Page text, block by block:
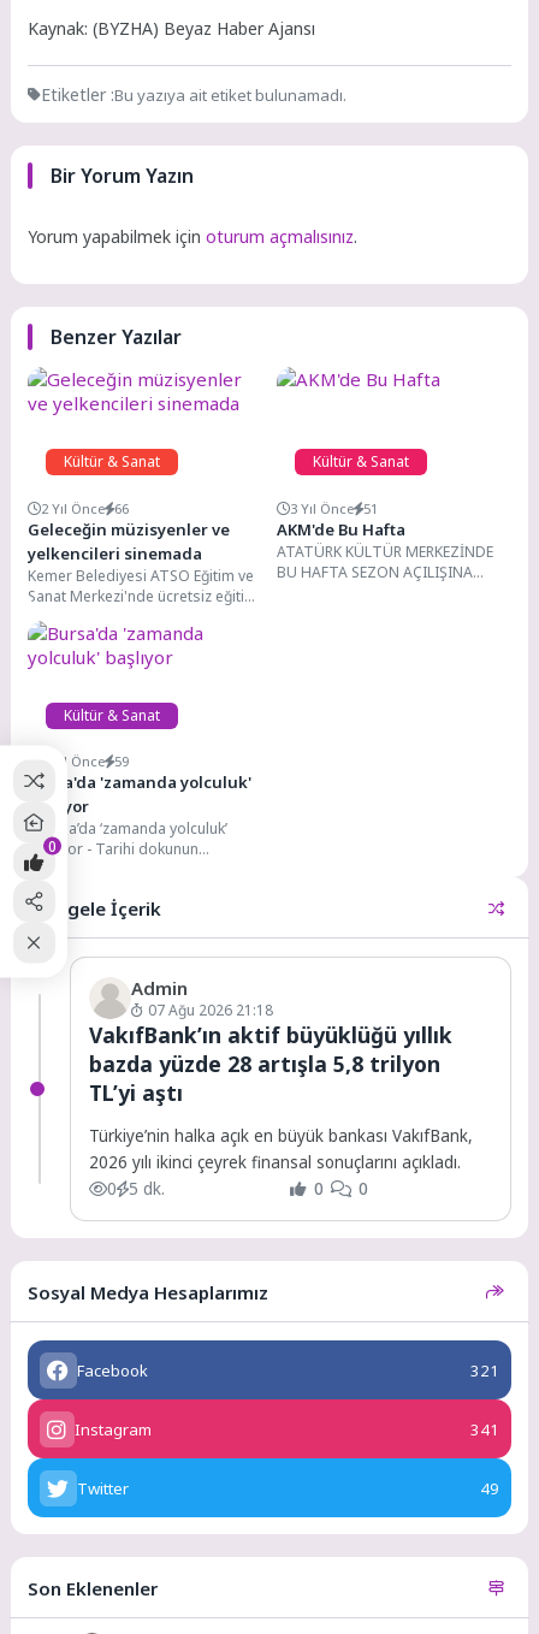
Kaynak: (BYZHA) Beyaz Haber Ajansı
Etiketler :Bu yazıya ait etiket bulunamadı.
Bir Yorum Yazın
Yorum yapabilmek içinoturum açmalısınız.
Benzer Yazılar
Kültür & Sanat
2 Yıl Önce 66
Geleceğin müzisyenler ve
yelkencileri sinemada
Kemer Belediyesi ATSO Eğitim ve
Sanat Merkezi'nde ücretsiz eğitim
alan kursiyerler ve Kemer
Belediye Yat...
Kültür & Sanat
3 Yıl Önce 51
AKM'de Bu Hafta
ATATÜRK KÜLTÜR MERKEZİNDE
BU HAFTA SEZON AÇILIŞINA
Kültür & Sanat
3 Yıl Önce 59
Bursa'da 'zamanda yolculuk'
başlıyor
- Bursa’da ‘zamanda yolculuk’
başlıyor - Tarihi dokunun
parçaları tek tek ortaya çıktı -
Dündar:...
Rastgele İçerik
Admin
07 Ağu 2026 21:18
VakıfBank’ın aktif büyüklüğü yıllık
bazda yüzde 28 artışla 5,8 trilyon
TL’yi aştı
Türkiye’nin halka açık en büyük bankası VakıfBank,
2026 yılı ikinci çeyrek finansal sonuçlarını açıkladı.
0
5 dk. 0 0
Sosyal Medya Hesaplarımız
Facebook 321
Instagram 341
Twitter 49
Son Eklenenler
0